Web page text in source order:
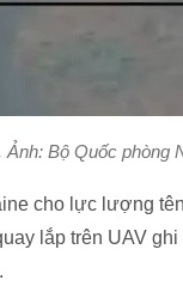
Bộ Quốc phòng
cho lực lượng
lắp trên UAV